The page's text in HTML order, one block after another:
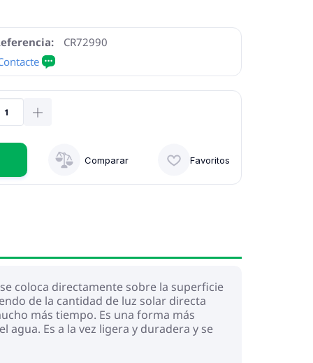
CR72990
Favoritos
Comparar
coloca directamente sobre la superficie
de la cantidad de luz solar directa
más tiempo. Es una forma más
Es a la vez ligera y duradera y se